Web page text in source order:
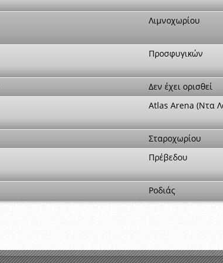
Λιμνοχωρίου
Προσφυγικών
Δεν έχει ορισθεί
Atlas Arena (Ντα
Σταροχωρίου
Πρέβεδου
Ροδιάς